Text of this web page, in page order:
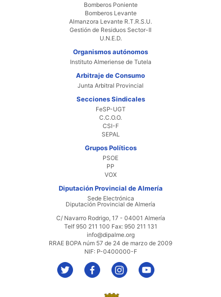
Bomberos Poniente
Bomberos Levante
Almanzora Levante R.T.R.S.U.
Gestión de Residuos Sector-II
U.N.E.D.
Organismos autónomos
Instituto Almeriense de Tutela
Arbitraje de Consumo
Junta Arbitral Provincial
Secciones Sindicales
FeSP-UGT
C.C.O.O.
CSI-F
SEPAL
Grupos Políticos
PSOE
PP
VOX
Diputación Provincial de Almería
Sede Electrónica
Diputación Provincial de Almería
C/ Navarro Rodrigo, 17 - 04001 Almería
Telf 950 211 100 Fax: 950 211 131
info@dipalme.org
RRAE BOPA núm 57 de 24 de marzo de 2009
NIF: P-0400000-F